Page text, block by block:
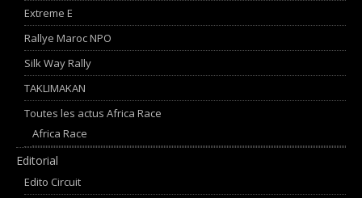
Extreme E
Rallye Maroc NPO
Silk Way Rally
TAKLIMAKAN
Toutes les actus Africa Race
Africa Race
Editorial
Edito Circuit